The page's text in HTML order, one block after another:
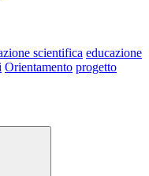
scientifica educazione
Orientamento progetto